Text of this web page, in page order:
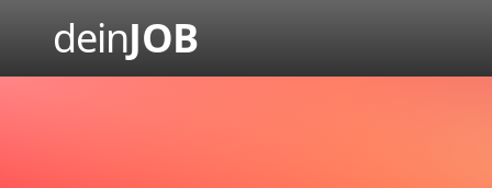
deinJOB